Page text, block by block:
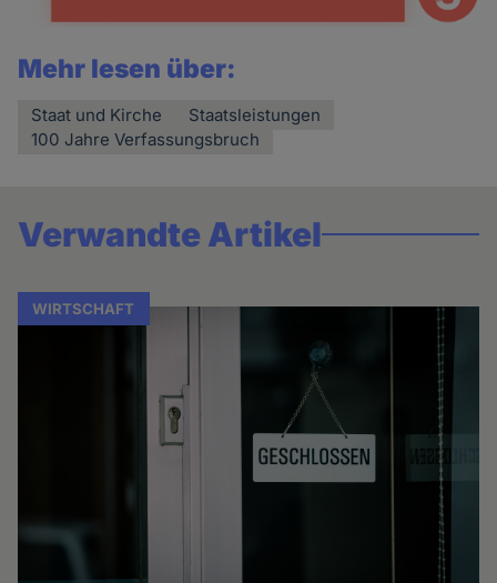
Mehr lesen über:
Staat und Kirche
Staatsleistungen
100 Jahre Verfassungsbruch
Verwandte Artikel
WIRTSCHAFT